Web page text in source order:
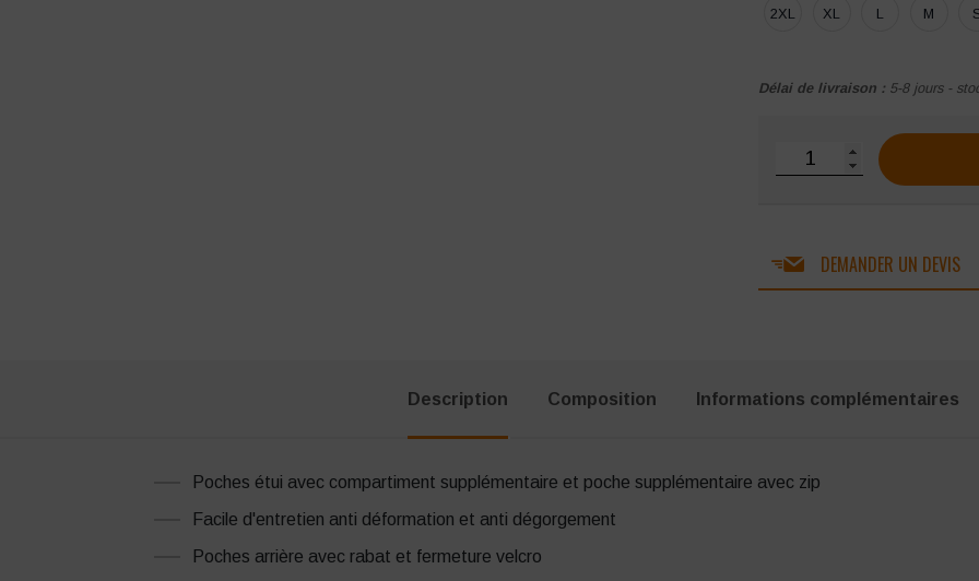
2XL XL L M
Délai de livraison : 5-8 jours -
quantité de Pantalon
DEMANDER UN DEVIS
Description Composition Informations complémentaires
Poches étui avec compartiment supplémentaire et poche supplémentaire avec zip
Facile d'entretien anti déformation et anti dégorgement
Poches arrière avec rabat et fermeture velcro